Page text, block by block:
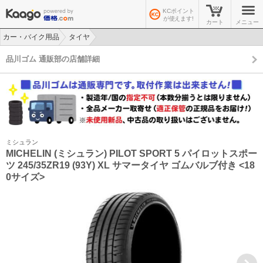
KCポイント
が使えます!
カート メニュー
カー・バイク用品
タイヤ
品川ゴム 通販部の店舗詳細
ミシュラン
MICHELIN (ミシュラン) PILOT SPORT 5 パイロットスポー
ツ 245/35ZR19 (93Y) XL サマータイヤ ゴムバルブ付き <18
0サイズ>